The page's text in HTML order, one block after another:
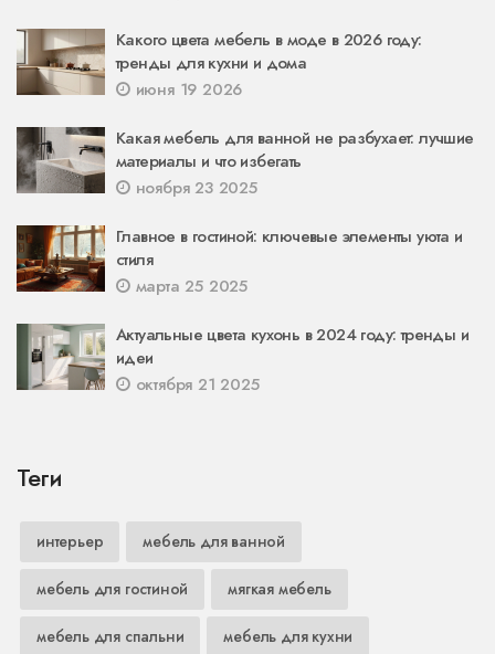
Какого цвета мебель в моде в 2026 году:
тренды для кухни и дома
июня 19 2026
Какая мебель для ванной не разбухает: лучшие
материалы и что избегать
ноября 23 2025
Главное в гостиной: ключевые элементы уюта и
стиля
марта 25 2025
Актуальные цвета кухонь в 2024 году: тренды и
идеи
октября 21 2025
Теги
интерьер мебель для ванной
мебель для гостиной мягкая мебель
мебель для спальни мебель для кухни